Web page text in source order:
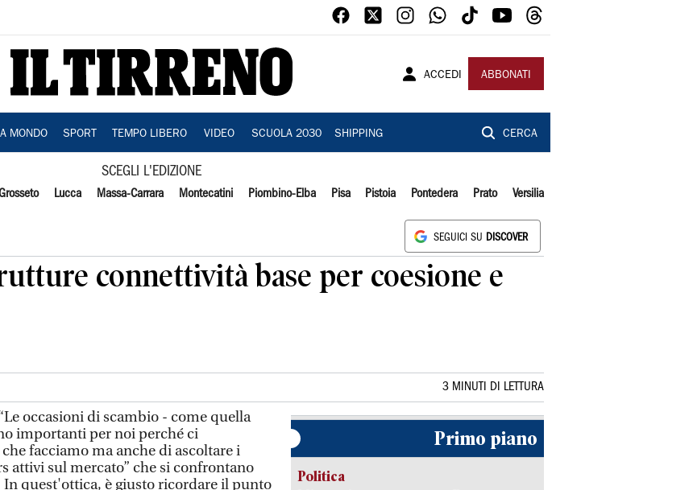
ACCEDI ABBONATI
MONDO SPORT TEMPO LIBERO VIDEO SCUOLA 2030 SHIPPING CERCA
SCEGLI L'EDIZIONE
Lucca Massa-Carrara Montecatini Piombino-Elba Pisa Pistoia Pontedera Prato Versilia
SEGUICI SU DISCOVER
connettività base per coesione e
3 MINUTI DI LETTURA
occasioni di scambio - come quella
importanti per noi perché ci
facciamo ma anche di ascoltare i
attivi sul mercato” che si confrontano
In quest'ottica, è giusto ricordare il punto
Primo piano
Politica